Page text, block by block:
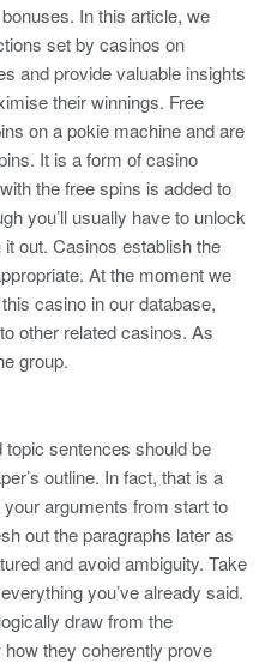
In this article, we
set by casinos on
and provide valuable insights
their winnings. Free
on a pokie machine and are
It is a form of casino
the free spins is added to
you’ll usually have to unlock
out. Casinos establish the
At the moment we
casino in our database,
other related casinos. As
group.
sentences should be
outline. In fact, that is a
arguments from start to
out the paragraphs later as
and avoid ambiguity. Take
you’ve already said.
draw from the
they coherently prove